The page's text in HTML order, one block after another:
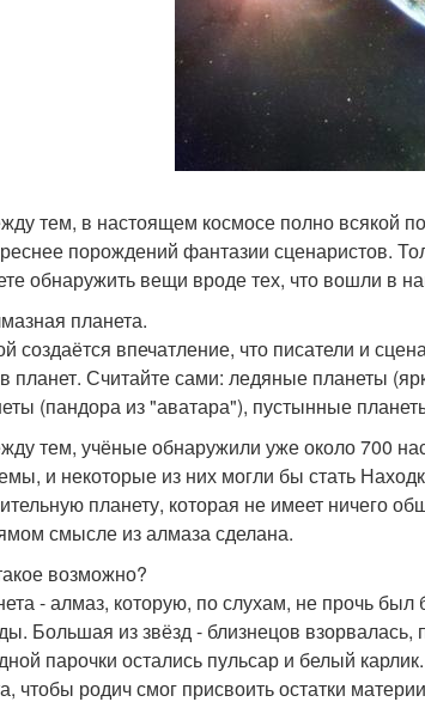
тем, в настоящем космосе полно всякой
порождений фантазии сценаристов.
обнаружить вещи вроде тех, что вошли в
планета.
создаётся впечатление, что писатели и
планет. Считайте сами: ледяные планеты
(пандора из "аватара"), пустынные
тем, учёные обнаружили уже около 700
и некоторые из них могли бы стать
планету, которая не имеет ничего
смысле из алмаза сделана.
возможно?
- алмаз, которую, по слухам, не прочь
Большая из звёзд - близнецов
парочки остались пульсар и белый
чтобы родич смог присвоить остатки